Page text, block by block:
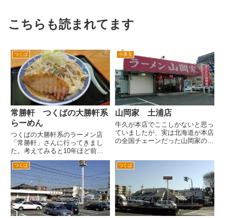
こちらも読まれてます
つくば
常勝軒 つくばの大勝軒系
らーめん
つくばの大勝軒系のラーメン店
「常勝軒」さんに行ってきまし
た。考えてみると10年ほど前に
柏に大勝軒系のお店で同名の常勝
軒というお店がありました。 そ
の後何度か屋号を変えて同じ大勝
軒系列のラーメン店でしたが、い
まはとんかつ屋さんになってます
ね。...
小美玉
山岡家 土浦店
牛久が本店でここしかないと思っ
ていましたが、実は北海道が本店
の全国チェーンだった山岡家の土
浦郵便局の近くにあります。 最
近ロードサイドに出店攻勢をかけ
ている山岡家ですが、牛久以外
の...
つくば つくば